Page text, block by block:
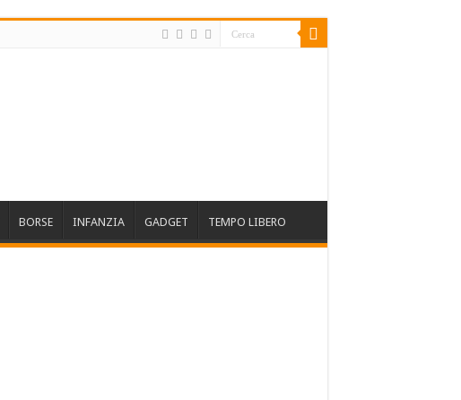
BORSE INFANZIA GADGET TEMPO LIBERO